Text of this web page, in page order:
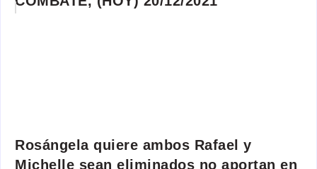
Rosángela quiere ambos Rafael y
Michelle sean eliminados no aportan en